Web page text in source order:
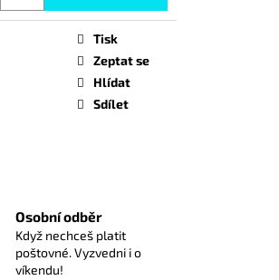
Tisk
Zeptat se
Hlídat
Sdílet
Osobní odběr
Když nechceš platit
poštovné. Vyzvedni i o
víkendu!